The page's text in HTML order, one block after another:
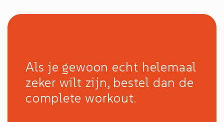
Als je gewoon echt helemaal
zeker wilt zijn, bestel dan de
complete workout.